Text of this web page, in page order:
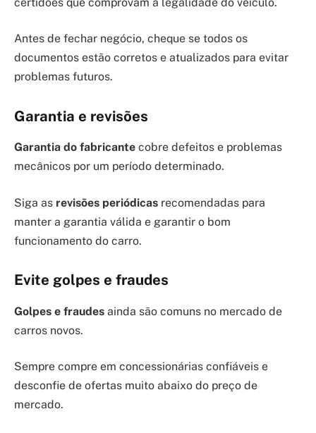
Antes de fechar negócio, cheque se todos os
documentos estão corretos e atualizados para evitar
problemas futuros.
Garantia e revisões
Garantia do fabricante cobre defeitos e problemas
mecânicos por um período determinado.
Siga as revisões periódicas recomendadas para
manter a garantia válida e garantir o bom
funcionamento do carro.
Evite golpes e fraudes
Golpes e fraudes ainda são comuns no mercado de
carros novos.
Sempre compre em concessionárias confiáveis e
desconfie de ofertas muito abaixo do preço de
mercado.